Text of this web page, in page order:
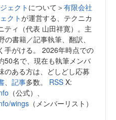
ェクト について＞有限会社
クトが運営する、テクニカ
ティ（代表 山田祥寛）。主
の書籍／記事執筆、翻訳、
手がける。 2026年時点での
50名で、現在も執筆メンバ
のある方は、どしどし応募
、 記事多数。 RSS X:
（公式）、
wings （メンバーリスト）